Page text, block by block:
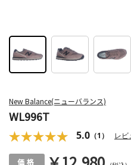
New Balance(ニューバランス)
WL996T
5.0 （1） レビ